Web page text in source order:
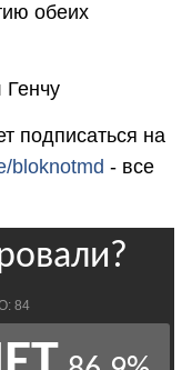
обеих
подписаться на
bloknotmd - все